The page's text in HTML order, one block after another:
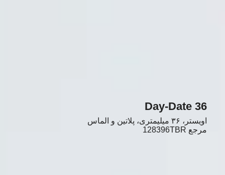
Day-Date 36
اویستر، ۳۶ میلیمتری، پلاتین و الماس
مرجع 128396TBR